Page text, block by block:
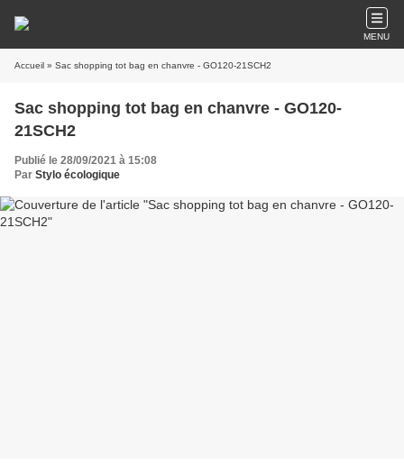
MENU
Accueil » Sac shopping tot bag en chanvre - GO120-21SCH2
Sac shopping tot bag en chanvre - GO120-
21SCH2
Publié le 28/09/2021 à 15:08
Par Stylo écologique